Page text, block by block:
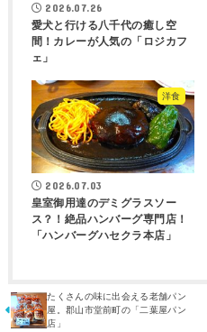
2026.07.26
愛犬と行ける八千代の癒し空
間！カレーが人気の「ロジカフ
ェ」
洋食
2026.07.03
皇室御用達のデミグラスソー
ス？！絶品ハンバーグ専門店！
「ハンバーグハセクラ本店」
たくさんの味に出会える老舗パン
屋。郡山市堂前町の「二葉屋パン
店」